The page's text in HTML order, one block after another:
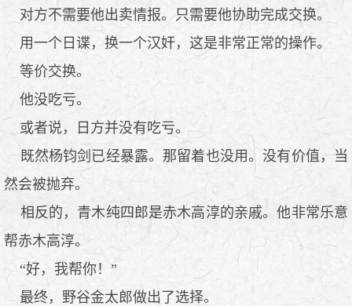
对方不需要他出卖情报。只需要他协助完成交换。
用一个日谍，换一个汉奸，这是非常正常的操作。
等价交换。
他没吃亏。
或者说，日方并没有吃亏。
既然杨钧剑已经暴露。那留着也没用。没有价值，当
然会被抛弃。
相反的，青木纯四郎是赤木高淳的亲戚。他非常乐意
帮赤木高淳。
“好，我帮你！”
最终，野谷金太郎做出了选择。